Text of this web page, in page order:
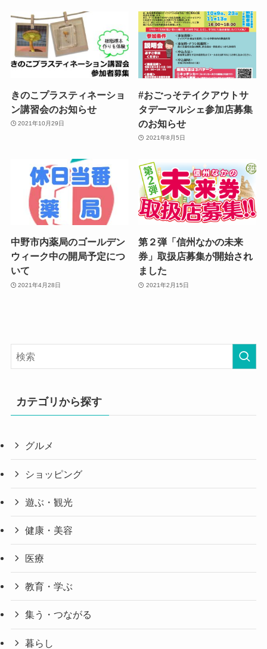
きのこプラスティネーショ
ン講習会のお知らせ
2021年10月29日
#おごっそテイクアウトサ
タデーマルシェ参加店募集
のお知らせ
2021年8月5日
中野市内薬局のゴールデン
ウィーク中の開局予定につ
いて
2021年4月28日
第２弾「信州なかの未来
券」取扱店募集が開始され
ました
2021年2月15日
カテゴリから探す
グルメ
ショッピング
遊ぶ・観光
健康・美容
医療
教育・学ぶ
集う・つながる
暮らし